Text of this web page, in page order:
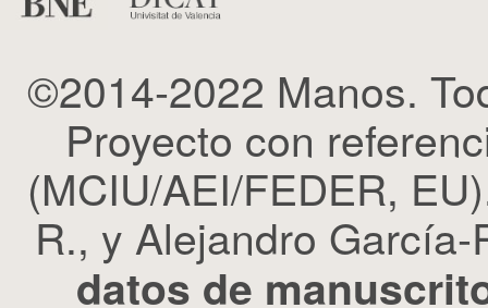
©2014-2022 Manos.
Proyecto con
(MCIU/AEI/FEDER,
R., y Alejandro
datos de